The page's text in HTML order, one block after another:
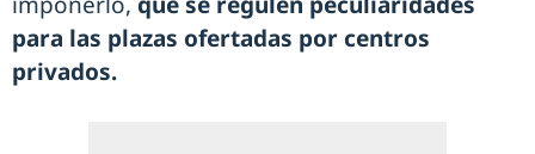
para las plazas ofertadas por centros
privados.